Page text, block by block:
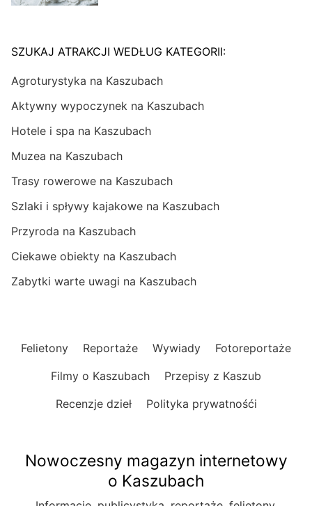
SZUKAJ ATRAKCJI WEDŁUG KATEGORII:
Agroturystyka na Kaszubach
Aktywny wypoczynek na Kaszubach
Hotele i spa na Kaszubach
Muzea na Kaszubach
Trasy rowerowe na Kaszubach
Szlaki i spływy kajakowe na Kaszubach
Przyroda na Kaszubach
Ciekawe obiekty na Kaszubach
Zabytki warte uwagi na Kaszubach
Felietony Reportaże Wywiady
Fotoreportaże
Filmy o Kaszubach
Przepisy z Kaszub
Recenzje dzieł
Polityka prywatnośći
Nowoczesny magazyn internetowy
o Kaszubach